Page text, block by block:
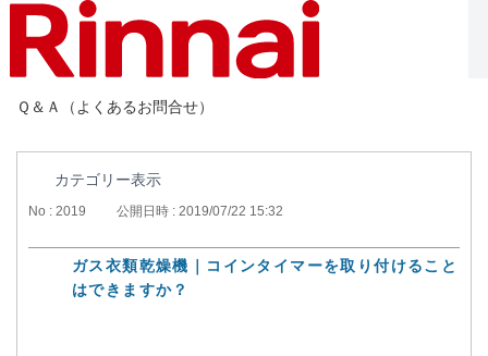
Ｑ＆Ａ（よくあるお問合せ）
カテゴリー表示
No : 2019 公開日時 : 2019/07/22 15:32
ガス衣類乾燥機｜コインタイマーを取り付けること
はできますか？